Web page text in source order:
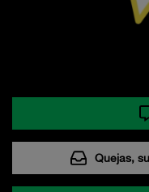
Quejas,